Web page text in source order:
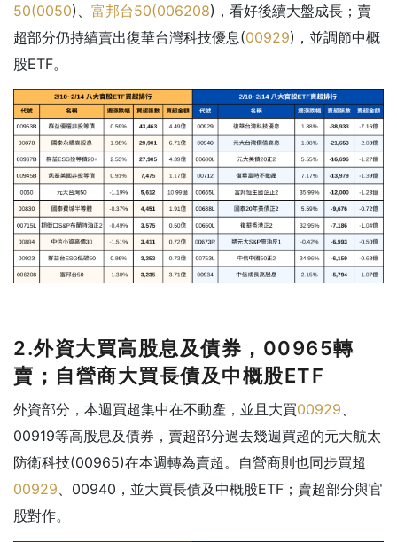
50(0050)、 富邦台50(006208)，看好後續大盤成長；賣
超部分仍持續賣出復華台灣科技優息(00929)，並調節中概
股ETF。
2.外資大買高股息及債券，00965轉
賣；自營商大買長債及中概股ETF
外資部分，本週買超集中在不動產，並且大買00929、
00919等高股息及債券，賣超部分過去幾週買超的元大航太
防衛科技(00965)在本週轉為賣超。自營商則也同步買超
00929、00940，並大買長債及中概股ETF；賣超部分與官
股對作。